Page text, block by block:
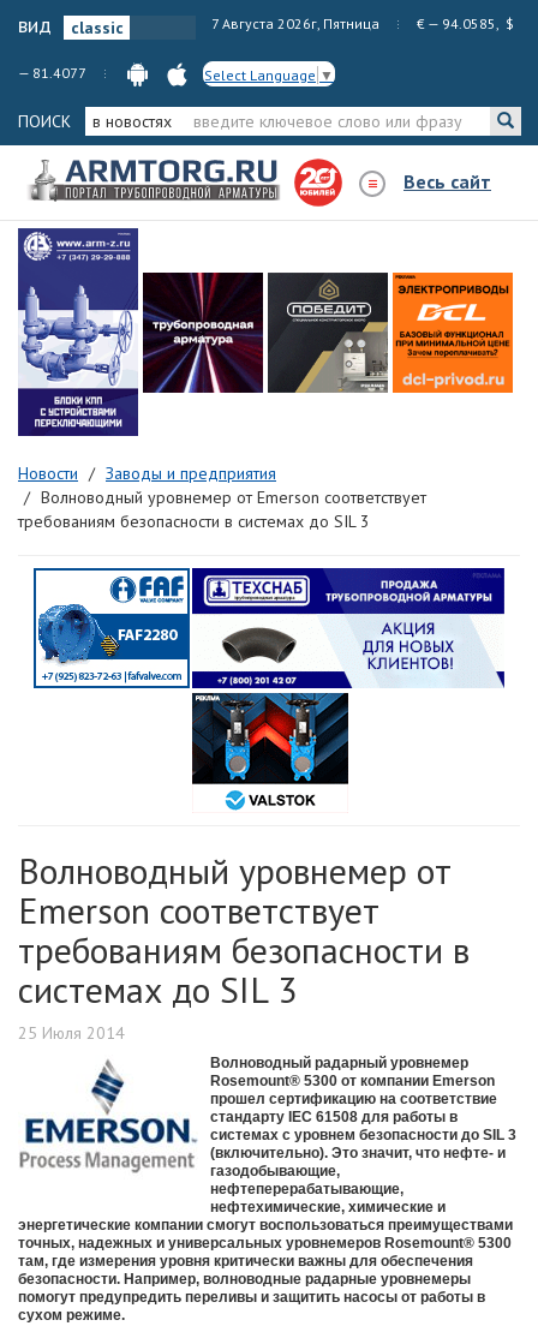
вид 7 Августа 2026г, Пятница € — 94.0585, $
— 81.4077 Select Language ▼
ПОИСК в новостях
Весь сайт
Новости
Заводы и предприятия
Волноводный уровнемер от Emerson соответствует
требованиям безопасности в системах до SIL 3
Волноводный уровнемер от
Emerson соответствует
требованиям безопасности в
системах до SIL 3
25 Июля 2014
Волноводный радарный уровнемер
Rosemount® 5300 от компании Emerson
прошел сертификацию на соответствие
стандарту IEC 61508 для работы в
системах с уровнем безопасности до SIL 3
(включительно). Это значит, что нефте- и
газодобывающие,
нефтеперерабатывающие,
нефтехимические, химические и
энергетические компании смогут воспользоваться преимуществами
точных, надежных и универсальных уровнемеров Rosemount® 5300
там, где измерения уровня критически важны для обеспечения
безопасности. Например, волноводные радарные уровнемеры
помогут предупредить переливы и защитить насосы от работы в
сухом режиме.